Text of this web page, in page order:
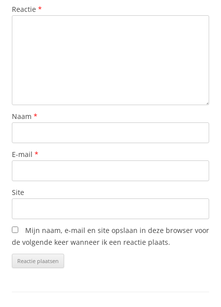
Reactie *
Naam *
E-mail *
Site
Mijn naam, e-mail en site opslaan in deze browser voor
de volgende keer wanneer ik een reactie plaats.